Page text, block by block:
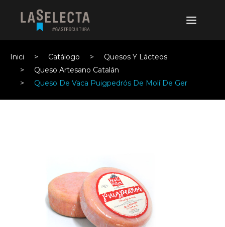
Inici Catálogo
Quesos Y Lácteos
Queso Artesano Catalán
Queso De Vaca Puigpedrós De Molí De Ger